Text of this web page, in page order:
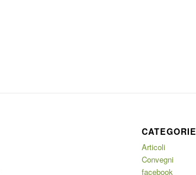
CATEGORIE
Articoli
Convegni
facebook